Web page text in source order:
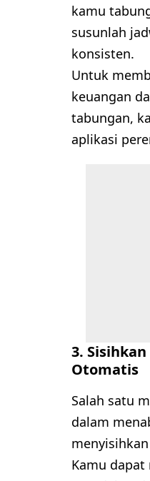
kamu
susunlah
konsisten.
Untuk
keuangan
tabungan,
aplikasi
3.
Otomatis
Salah satu
dalam
Kamu